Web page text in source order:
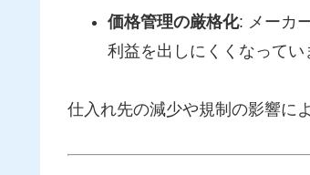
価格管理の厳格化: メーカ
利益を出しにくくなってい
仕入れ先の減少や規制の影響に